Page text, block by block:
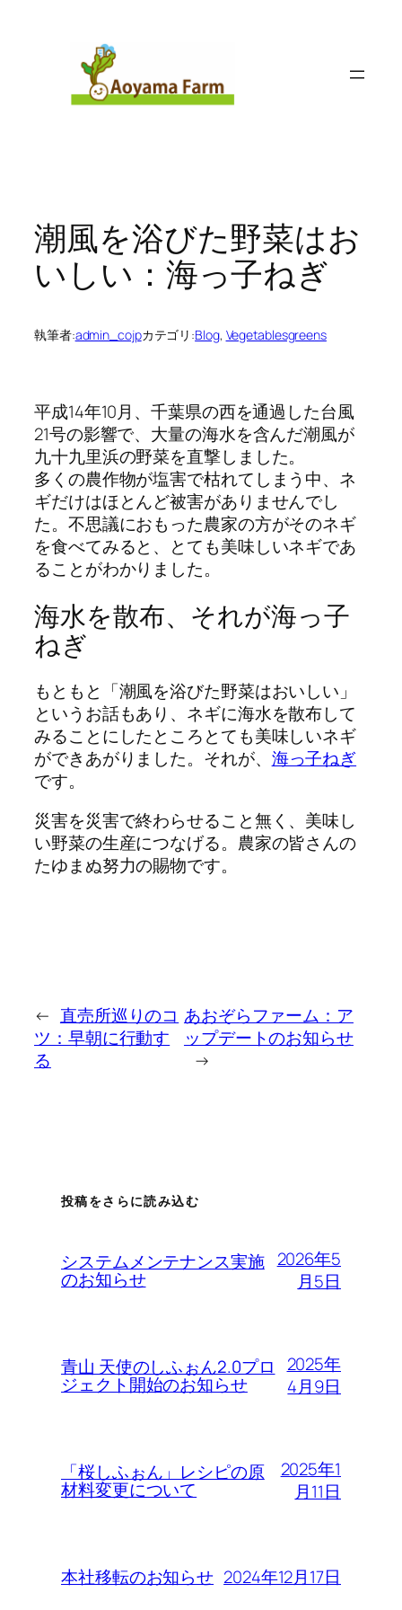
潮風を浴びた野菜はお
いしい：海っ子ねぎ
執筆者:admin_cojpカテゴリ:Blog, Vegetablesgreens
平成14年10月、千葉県の西を通過した台風
21号の影響で、大量の海水を含んだ潮風が
九十九里浜の野菜を直撃しました。
多くの農作物が塩害で枯れてしまう中、ネ
ギだけはほとんど被害がありませんでし
た。不思議におもった農家の方がそのネギ
を食べてみると、とても美味しいネギであ
ることがわかりました。
海水を散布、それが海っ子
ねぎ
もともと「潮風を浴びた野菜はおいしい」
というお話もあり、ネギに海水を散布して
みることにしたところとても美味しいネギ
ができあがりました。それが、 海っ子ねぎ
です。
災害を災害で終わらせること無く、美味し
い野菜の生産につなげる。農家の皆さんの
たゆまぬ努力の賜物です。
← 直売所巡りのコ
ツ：早朝に行動す
る
あおぞらファーム：ア
ップデートのお知らせ
→
投稿をさらに読み込む
システムメンテナンス実施
のお知らせ
2026年5
月5日
青山 天使のしふぉん2.0プロ
ジェクト開始のお知らせ
2025年
4月9日
「桜しふぉん」レシピの原
材料変更について
2025年1
月11日
本社移転のお知らせ 2024年12月17日